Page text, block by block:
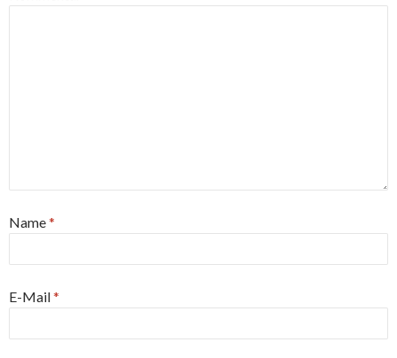
Name*
E-Mail*